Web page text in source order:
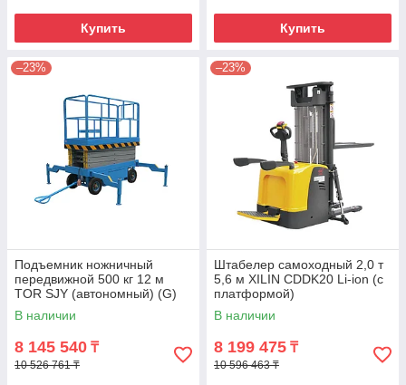
Купить Купить
–23%
Подъемник ножничный
передвижной 500 кг 12 м
TOR SJY (автономный) (G)
В наличии
8 145 540 ₸
10 526 761 ₸
–23%
Штабелер самоходный 2,0 т
5,6 м XILIN CDDK20 Li-ion (с
платформой)
В наличии
8 199 475 ₸
10 596 463 ₸